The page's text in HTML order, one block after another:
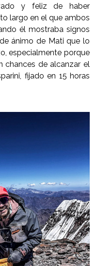
y feliz de haber
largo en el que ambos
él mostraba signos
ánimo de Mati que lo
especialmente porque
chances de alcanzar el
fijado en 15 horas